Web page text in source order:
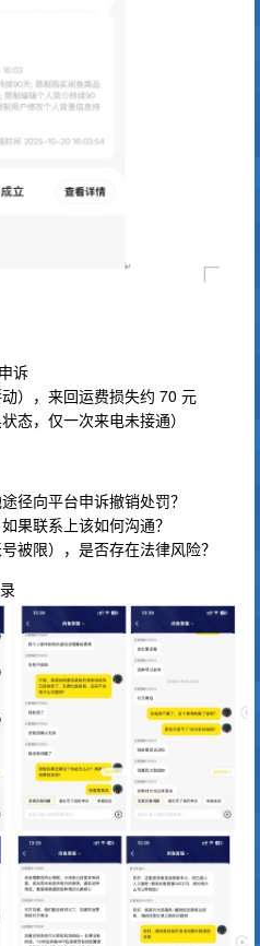
诉
），来回运费损失约 70 元
态，仅一次来电未接通）
径向平台申诉撤销处罚？
果联系上该如何沟通？
被限），是否存在法律风险？